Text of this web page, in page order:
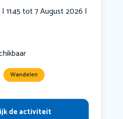
11:45 tot 7 August 2026 |
Wandelen
de activiteit